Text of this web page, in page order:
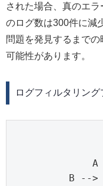
された場合、真のエ
のログ数は300件に減
問題を発見するまで
可能性があります。
ログフィルタリン
A
B -->